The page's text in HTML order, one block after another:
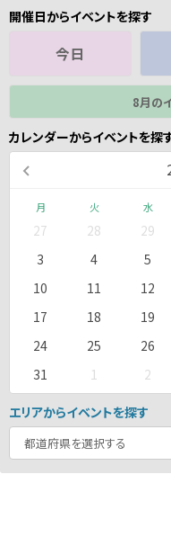
開催日からイベントを探す
今日
8月の
カレンダーからイベントを探
月 火 水
27 28 29
3
4 5
10
11 12
17
18 19
24
25 26
31
1 2
エリアからイベントを探す